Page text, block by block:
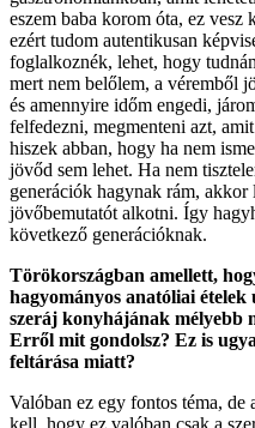
eszem baba korom óta, ez vesz
ezért tudom autentikusan
foglalkoznék, lehet, hogy
mert nem belőlem, a véremből
és amennyire időm engedi,
felfedezni, megmenteni azt,
hiszek abban, hogy ha nem
jövőd sem lehet. Ha nem
generációk hagynak rám, akkor
jövőbemutatót alkotni. Így
következő generációknak.
Törökországban amellett,
hagyományos anatóliai ételek
szeráj konyhájának mélyebb
Erről mit gondolsz? Ez is
feltárása miatt?
Valóban ez egy fontos téma,
kell, hogy ez valóban csak a